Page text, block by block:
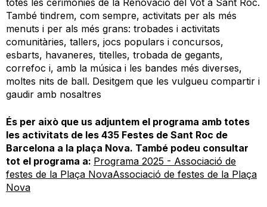
També tindrem, com sempre, activitats per als més
menuts i per als més grans: trobades i activitats
comunitàries, tallers, jocs populars i concursos,
esbarts, havaneres, titelles, trobada de gegants,
correfoc i, amb la música i les bandes més diverses,
moltes nits de ball. Desitgem que les vulgueu compartir i
gaudir amb nosaltres
És per això que us adjuntem el programa amb totes
les activitats de les 435 Festes de Sant Roc de
Barcelona a la plaça Nova. També podeu consultar
tot el programa a: Programa 2025 - Associació de
festes de la Plaça NovaAssociació de festes de la Plaça
Nova